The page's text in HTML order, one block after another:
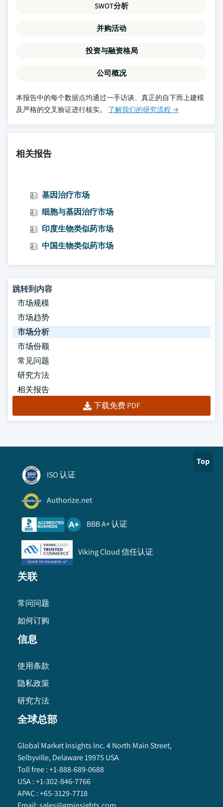
SWOT分析
并购活动
投资与融资格局
公司概况
本报告中的每个数据点均通过一手访谈、真正的自下而上建模
及严格的交叉验证进行核实。 了解我们的研究流程 →
相关报告
基因治疗市场
细胞与基因治疗市场
印度生物类似药市场
中国生物类似药市场
跳转到内容
市场规模
市场趋势
市场分析
市场份额
常见问题
研究方法
相关报告
下载免费 PDF
Top
ISO 认证
Authorize.net
BBB A+ 认证
Viking Cloud 信任认证
关联
常问问题
如何订购
信息
使用条款
隐私政策
研究方法
全球总部
Global Market Insights Inc. 4 North Main Street,
Selbyville, Delaware 19975 USA
Toll free :+1-888-689-0688
USA :+1-302-846-7766
APAC :+65-3129-7718